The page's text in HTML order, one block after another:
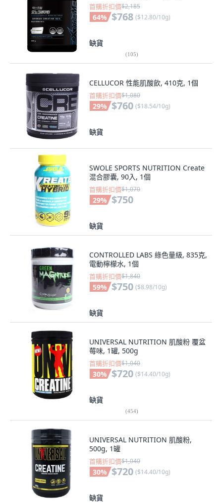
首購折扣價$2,185
64% $768 ($12.80/10g)
缺貨
(105)
CELLUCOR 性能肌酸飲, 410克, 1個
首購折扣價$1,080
29% $760 ($18.54/10g)
缺貨
SWOLE SPORTS NUTRITION Create
混合膠囊, 90入, 1個
首購折扣價$1,070
29% $750
缺貨
CONTROLLED LABS 綠色量級, 835克,
電動檸檬水, 1個
首購折扣價$1,840
59% $750 ($8.98/10g)
缺貨
UNIVERSAL NUTRITION 肌酸粉 覆盆
莓味, 1罐, 500g
首購折扣價$1,040
30% $720 ($14.40/10g)
缺貨
(454)
UNIVERSAL NUTRITION 肌酸粉,
500g, 1罐
首購折扣價$1,040
30% $720 ($14.40/10g)
缺貨